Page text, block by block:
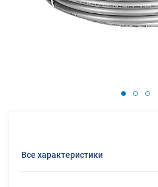
Все характеристики